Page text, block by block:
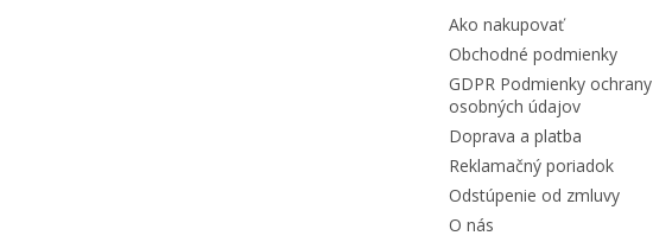
Ako nakupovať
Obchodné podmienky
GDPR Podmienky ochrany
osobných údajov
Doprava a platba
Reklamačný poriadok
Odstúpenie od zmluvy
O nás